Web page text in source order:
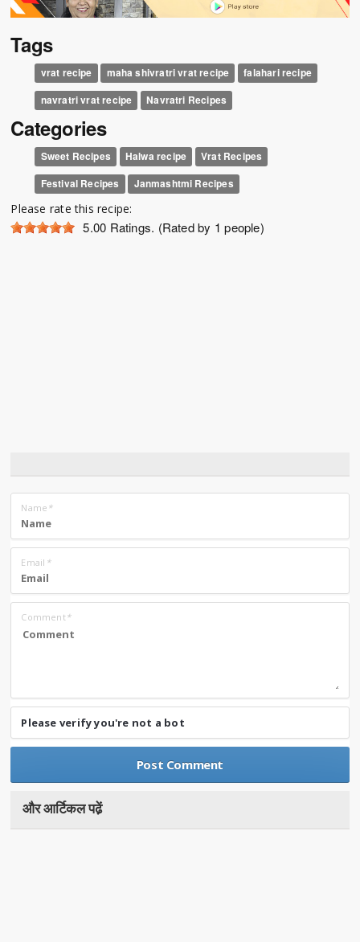
Tags
vrat recipe maha shivratri vrat recipe
falahari recipe
navratri vrat recipe
Navratri Recipes
Categories
Sweet Recipes Halwa recipe
Vrat Recipes
Festival Recipes
Janmashtmi Recipes
Please rate this recipe:
5.00 Ratings. (Rated by 1 people)
Name *
Email *
Comment*
Please verify you're not a bot
और आर्टिकल पढे़ं